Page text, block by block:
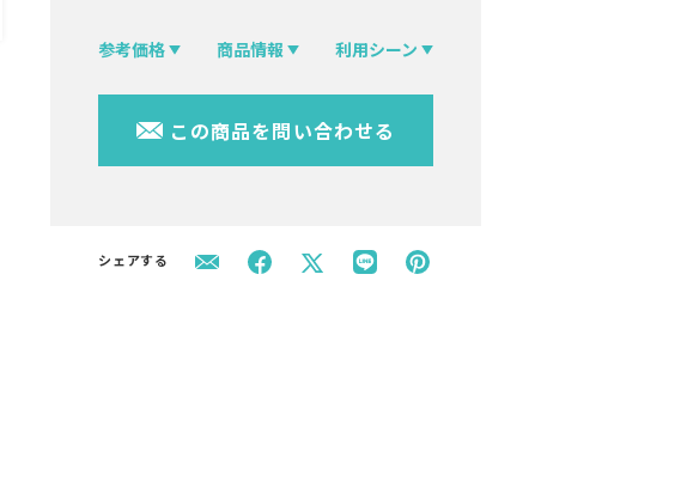
参考価格 商品情報 利用シーン
この商品を問い合わせる
シェアする